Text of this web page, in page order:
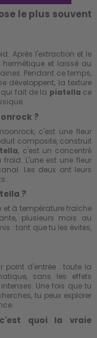
le plus souvent
Après l'extraction et le
et laissé au
Pendant ce temps,
développent, la texture
qui fait de la piatella ce
?
c'est une fleur
composite, construit
, c'est un concentré
L'une est une fleur
Les deux ont leurs
?
et à température fraîche
plusieurs mois au
: tant que tu les évites,
point d'entrée : toute la
sans les effets
Une fois que tu
tu peux explorer
quoi la vraie